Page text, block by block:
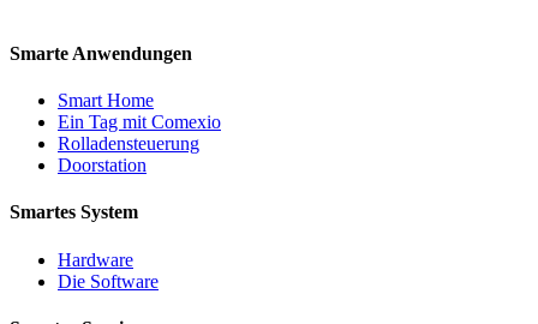
Smarte Anwendungen
Smart Home
Ein Tag mit Comexio
Rolladensteuerung
Doorstation
Smartes System
Hardware
Die Software